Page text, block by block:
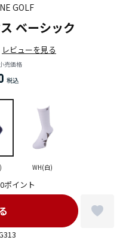
GOLF
ベーシック
レビューを見る
売価格
0ポイント
WH(白)